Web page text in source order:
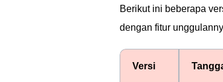
Berikut ini beberapa
dengan fitur
Versi